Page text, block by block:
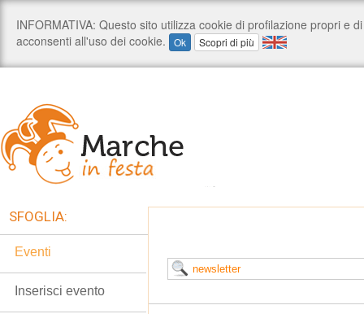
SFOGLIA:
Eventi
Inserisci evento